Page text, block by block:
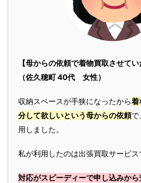
【母からの依頼で着物買取させてい
（佐久穂町 40代 女性）
収納スペースが手狭になったから着
分して欲しいという母からの依頼で
用しました。
私が利用したのは出張買取サービス
対応がスピーディーで申し込みか